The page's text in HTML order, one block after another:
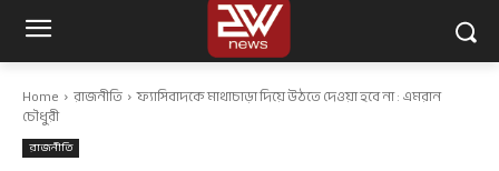
Home রাজনীতি ফ্যাসিবাদকে মাথাচাড়া দিয়ে উঠতে দেওয়া হবে না : এমরান
চৌধুরী
রাজনীতি